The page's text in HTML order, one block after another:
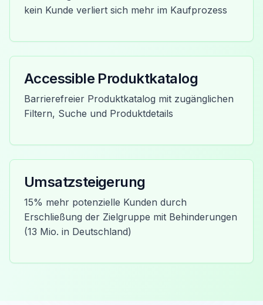
kein Kunde verliert sich mehr im Kaufprozess
Accessible Produktkatalog
Barrierefreier Produktkatalog mit zugänglichen
Filtern, Suche und Produktdetails
Umsatzsteigerung
15% mehr potenzielle Kunden durch
Erschließung der Zielgruppe mit Behinderungen
(13 Mio. in Deutschland)